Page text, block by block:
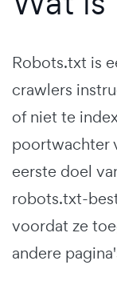
Robots.txt is
crawlers
of niet te
poortwachter
eerste doel
robots.txt-
voordat ze
andere